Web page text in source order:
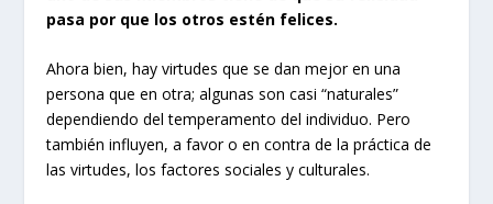
pasa por que los otros estén felices.
Ahora bien, hay virtudes que se dan mejor en una
persona que en otra; algunas son casi “naturales”
dependiendo del temperamento del individuo. Pero
también influyen, a favor o en contra de la práctica de
las virtudes, los factores sociales y culturales.